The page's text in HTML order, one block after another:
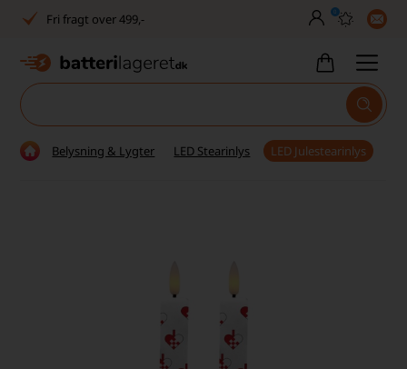
Fri fragt over 499,-
Dansk lager
Tlf. er lukket uge 27-32
0
Belysning & Lygter LED Stearinlys LED Julestearinlys